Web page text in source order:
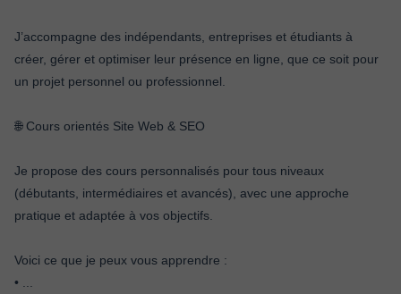
J’accompagne des indépendants, entreprises et étudiants à
créer, gérer et optimiser leur présence en ligne, que ce soit pour
un projet personnel ou professionnel.
🌐 Cours orientés Site Web & SEO
Je propose des cours personnalisés pour tous niveaux
(débutants, intermédiaires et avancés), avec une approche
pratique et adaptée à vos objectifs.
Voici ce que je peux vous apprendre :
•